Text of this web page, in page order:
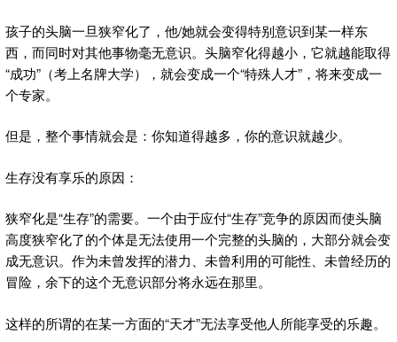
孩子的头脑一旦狭窄化了，他/她就会变得特别意识到某一样东
西，而同时对其他事物毫无意识。头脑窄化得越小，它就越能取得
“成功”（考上名牌大学），就会变成一个“特殊人才”，将来变成一
个专家。
但是，整个事情就会是：你知道得越多，你的意识就越少。
生存没有享乐的原因：
狭窄化是“生存”的需要。一个由于应付“生存”竞争的原因而使头脑
高度狭窄化了的个体是无法使用一个完整的头脑的，大部分就会变
成无意识。作为未曾发挥的潜力、未曾利用的可能性、未曾经历的
冒险，余下的这个无意识部分将永远在那里。
这样的所谓的在某一方面的“天才”无法享受他人所能享受的乐趣。